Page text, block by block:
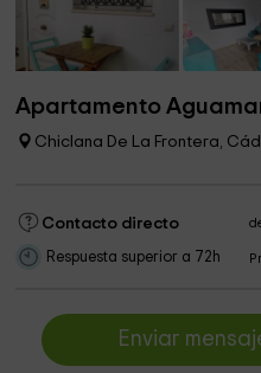
Apartamento
Chiclana De La Frontera,
Contacto directo
Respuesta superior a 72h
Enviar